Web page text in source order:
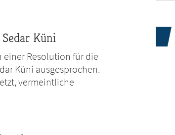
Küni
einer Resolution für die
Küni ausgesprochen.
vermeintliche